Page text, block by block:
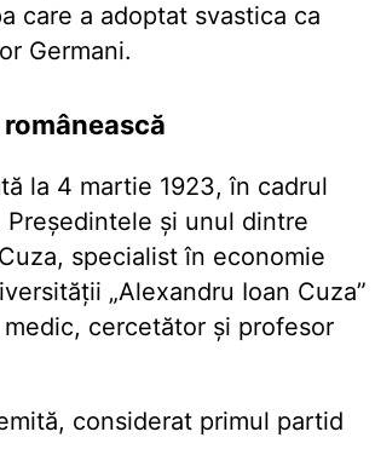
care a adoptat svastica ca
Germani.
la 4 martie 1923, în cadrul
și unul dintre
specialist în economie
„Alexandru Ioan Cuza”
cercetător și profesor
considerat primul partid